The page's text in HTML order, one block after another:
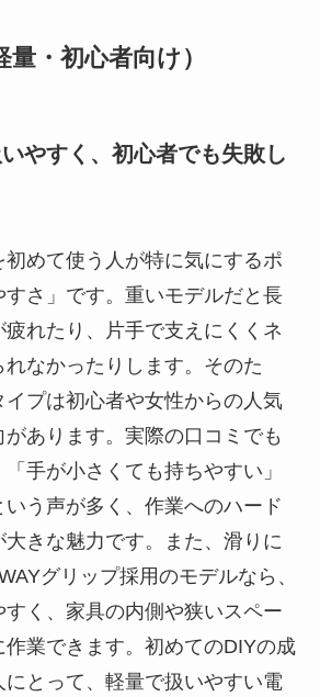
・初心者向け）
やすく、初心者でも失敗し
めて使う人が特に気にするポ
すさ」です。重いモデルだと長
れたり、片手で支えにくくネ
なかったりします。そのた
プは初心者や女性からの人気
あります。実際の口コミでも
「手が小さくても持ちやすい」
いう声が多く、作業へのハード
きな魅力です。また、滑りに
グリップ採用のモデルなら、
く、家具の内側や狭いスペー
作業できます。初めてのDIYの成
とって、軽量で扱いやすい電